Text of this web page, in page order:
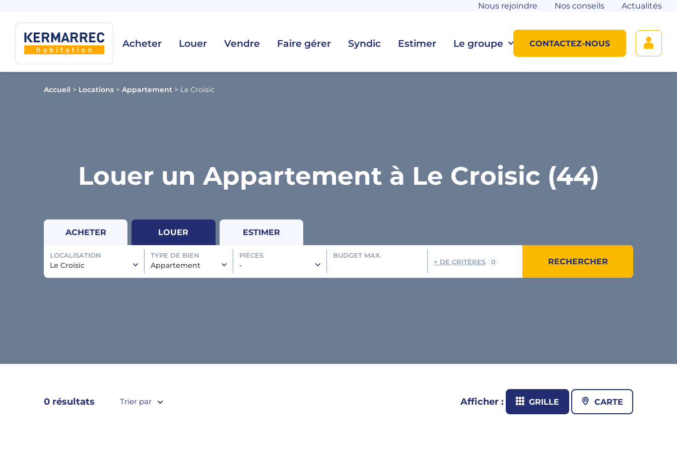
Acheter Louer Vendre Faire gérer Syndic Estimer Le groupe
Nous rejoindre Nos conseils Actualités
CONTACTEZ-NOUS
Accueil > Locations > Appartement > Le Croisic
Louer un Appartement à Le Croisic (44)
ACHETER LOUER ESTIMER
LOCALISATION
Le Croisic
TYPE DE BIEN
Appartement
PIÈCES
-
BUDGET MAX.
+ DE CRITÈRES 0 RECHERCHER
0 résultats Trier par Afficher : GRILLE CARTE